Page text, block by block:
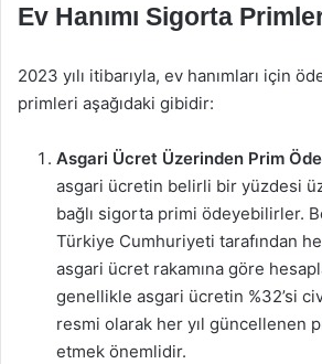
Ev Hanımı Sigorta
2023 yılı itibarıyla, ev hanımları için
primleri aşağıdaki gibidir:
Asgari Ücret Üzerinden Prim
asgari ücretin belirli bir yüzdesi
bağlı sigorta primi ödeyebilirler.
Türkiye Cumhuriyeti tarafından
asgari ücret rakamına göre
genellikle asgari ücretin %32’si
resmi olarak her yıl güncellenen
etmek önemlidir.